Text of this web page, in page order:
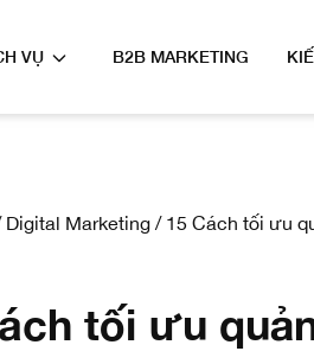
VỤ B2B MARKETING
Digital Marketing / 15 Cách tối ưu
tối ưu